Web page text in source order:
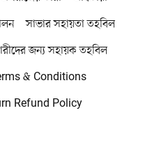
সাভার সহায়তা তহবিল
জন্য সহায়ক তহবিল
& Conditions
Refund Policy